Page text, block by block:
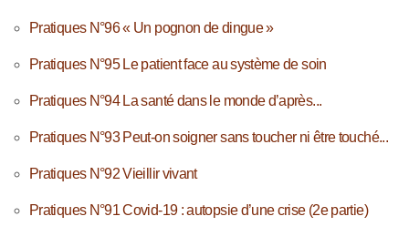
Pratiques N°96 « Un pognon de dingue »
Pratiques N°95 Le patient face au système de soin
Pratiques N°94 La santé dans le monde d’après...
Pratiques N°93 Peut-on soigner sans toucher ni être touché...
Pratiques N°92 Vieillir vivant
Pratiques N°91 Covid-19 : autopsie d’une crise (2e partie)